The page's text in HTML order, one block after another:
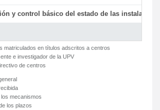
y control básico del estado de las
matriculados en títulos adscritos a centros
e investigador de la UPV
de centros
mecanismos
los plazos